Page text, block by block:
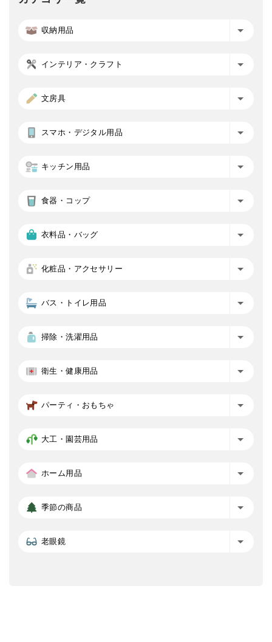
収納用品
インテリア・クラフト
文房具
スマホ・デジタル用品
キッチン用品
食器・コップ
衣料品・バッグ
化粧品・アクセサリー
バス・トイレ用品
掃除・洗濯用品
衛生・健康用品
パーティ・おもちゃ
大工・園芸用品
ホーム用品
季節の商品
老眼鏡